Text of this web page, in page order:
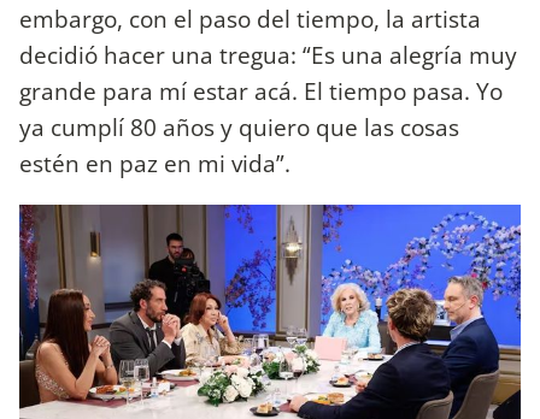
embargo, con el paso del tiempo, la artista
decidió hacer una tregua: “Es una alegría muy
grande para mí estar acá. El tiempo pasa. Yo
ya cumplí 80 años y quiero que las cosas
estén en paz en mi vida”.